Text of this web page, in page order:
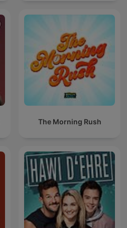
The Morning Rush